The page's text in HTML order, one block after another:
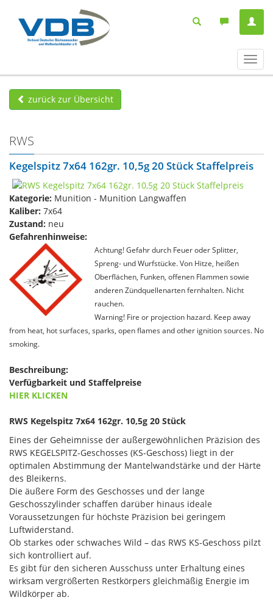
ein-/
zurück zur Übersicht
RWS
Kegelspitz 7x64 162gr. 10,5g 20 Stück Staffelpreis
Kategorie: Munition - Munition Langwaffen
Kaliber: 7x64
Zustand: neu
Gefahrenhinweise:
Achtung! Gefahr durch Feuer oder Splitter,
Spreng- und Wurfstücke. Von Hitze, heißen
Oberflächen, Funken, offenen Flammen sowie
anderen Zündquellenarten fernhalten. Nicht
rauchen.
Warning! Fire or projection hazard. Keep away
from heat, hot surfaces, sparks, open flames and other ignition sources. No
smoking.
Beschreibung:
Verfügbarkeit und Staffelpreise
HIER KLICKEN
RWS Kegelspitz 7x64 162gr. 10,5g 20 Stück
Eines der Geheimnisse der außergewöhnlichen Präzision des
RWS KEGELSPITZ-Geschosses (KS-Geschoss) liegt in der
optimalen Abstimmung der Mantelwandstärke und der Härte
des Bleikerns.
Die äußere Form des Geschosses und der lange
Geschosszylinder schaffen darüber hinaus ideale
Voraussetzungen für höchste Präzision bei geringem
Luftwiderstand.
Ob starkes oder schwaches Wild – das RWS KS-Geschoss pilzt
sich kontrolliert auf.
Es gibt für den sicheren Ausschuss unter Erhaltung eines
wirksam vergrößerten Restkörpers gleichmäßig Energie im
Wildkörper ab.